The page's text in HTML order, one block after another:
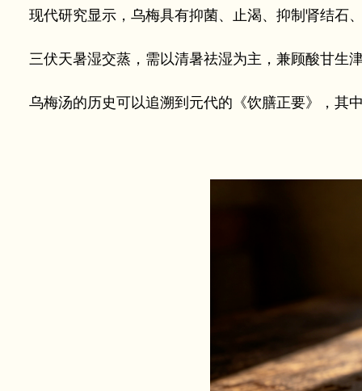
现代研究显示，乌梅具有抑菌、止渴、抑制肾结石、
三伏天暑湿交蒸，需以清暑祛湿为主，兼顾酸甘生
乌梅汤的历史可以追溯到元代的《饮膳正要》，其中